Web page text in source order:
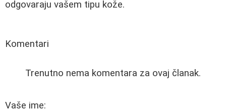
odgovaraju vašem tipu kože.
Komentari
Trenutno nema komentara za ovaj članak.
Vaše ime: